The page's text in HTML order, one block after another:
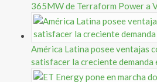
365MW de Terraform Power a
América Latina posee ventajas
satisfacer la creciente demanda